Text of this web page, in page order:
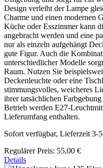
Design verleiht der Lampe
Charme und einen modernen
Küche oder Esszimmer kann
angebracht werden und eine
nur als einzeln aufgehängt
gute Figur. Auch die
unterschiedlicher Modelle
Raum. Nutzen Sie
Deckenleuchte oder eine
stimmungsvolles, weicheres
ihrer tatsächlichen
Betrieb werden E27-
Lieferumfang enthalten.
Sofort verfügbar, Lieferzeit 3-
Regulärer Preis: 55,00 €
Details